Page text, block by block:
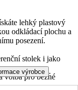
lehký plastový
odkládací plochu a
posezení.
stolek i jako
volba pro běžné
výrobce .